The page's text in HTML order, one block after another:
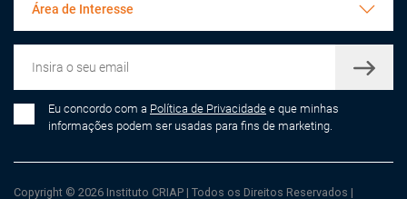
Área de Interesse
Eu concordo com a Política de Privacidade e que minhas
informações podem ser usadas para fins de marketing.
Copyright © 2026 Instituto CRIAP | Todos os Direitos Reservados |